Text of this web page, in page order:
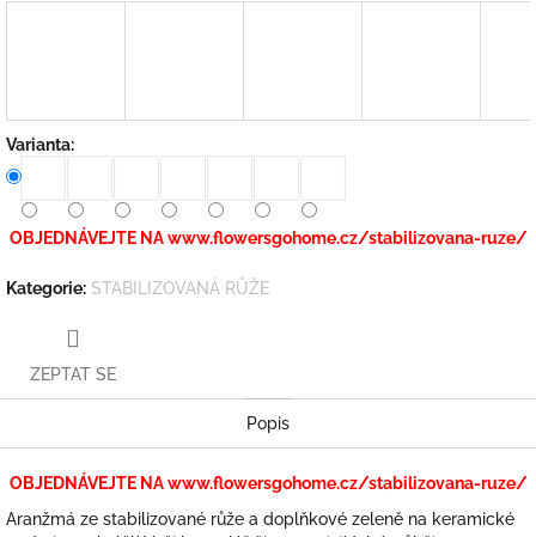
Varianta:
OBJEDNÁVEJTE NA www.flowersgohome.cz/stabilizovana-ruze/
Kategorie: STABILIZOVANÁ RŮŽE
ZEPTAT SE
Popis
OBJEDNÁVEJTE NA www.flowersgohome.cz/stabilizovana-ruze/
Aranžmá ze stabilizované růže a doplňkové zeleně na keramické